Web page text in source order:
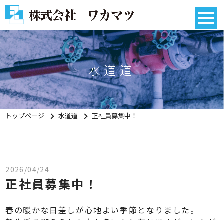
水道道
トップページ 水道道 正社員募集中！
正社員募集中！
2026/04/24
春の暖かな日差しが心地よい季節となりました。